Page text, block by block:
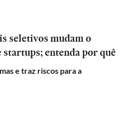
seletivos mudam o
startups; entenda por quê
e traz riscos para a